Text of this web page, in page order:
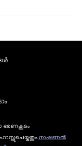
ഭരണകൂടം
നാഷണല്‍